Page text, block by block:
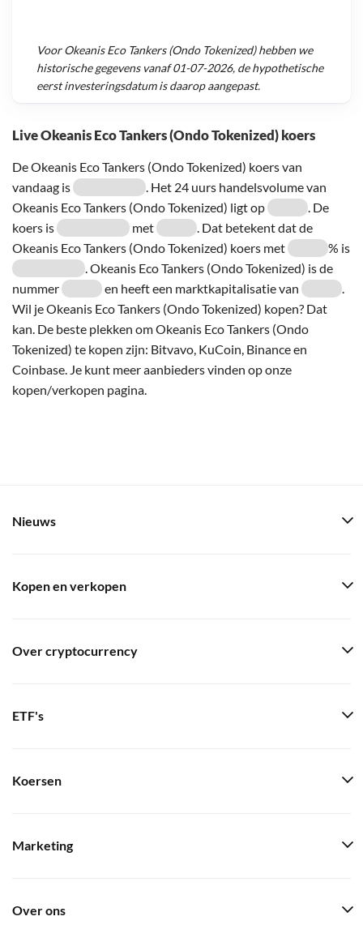
Live Okeanis Eco Tankers (Ondo Tokenized) koers
De Okeanis Eco Tankers (Ondo Tokenized) koers van
vandaag is
. Het 24 uurs handelsvolume van
Okeanis Eco Tankers (Ondo Tokenized) ligt op
. De
koers is
met
. Dat betekent dat de
Okeanis Eco Tankers (Ondo Tokenized) koers met
% is
. Okeanis Eco Tankers (Ondo Tokenized) is de
nummer
en heeft een marktkapitalisatie van
.
Wil je Okeanis Eco Tankers (Ondo Tokenized) kopen? Dat
kan. De beste plekken om Okeanis Eco Tankers (Ondo
Tokenized) te kopen zijn: Bitvavo, KuCoin, Binance en
Coinbase. Je kunt meer aanbieders vinden op onze
kopen/verkopen pagina.
VoorOkeanis Eco Tankers (Ondo Tokenized)hebben we
historische gegevens vanaf01-07-2026, de hypothetische
eerst investeringsdatum is daarop aangepast.
Nieuws
Kopen en verkopen
Over cryptocurrency
ETF's
Koersen
Marketing
Over ons